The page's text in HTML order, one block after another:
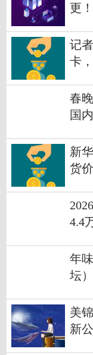
更
记
卡
春
国
新
货
4.4
年
坛
美
新